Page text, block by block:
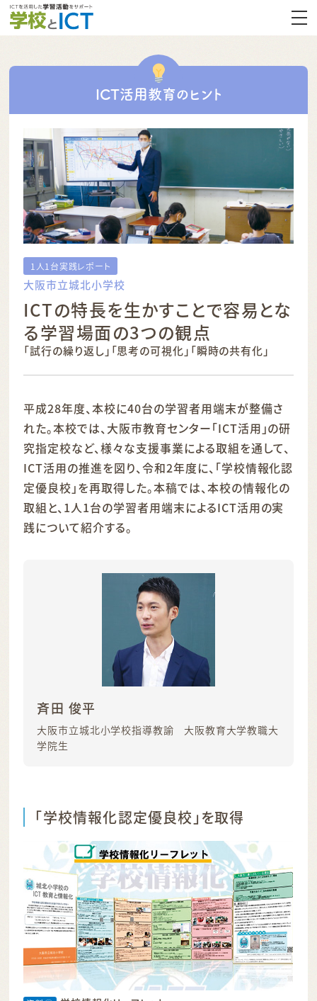
ICT活用教育のヒント
1人1台実践レポート
大阪市立城北小学校
ICTの特長を生かすことで容易とな
る学習場面の3つの観点
「試行の繰り返し」「思考の可視化」「瞬時の共有化」
平成28年度、本校に40台の学習者用端末が整備さ
れた。本校では、大阪市教育センター「ICT活用」の研
究指定校など、様々な支援事業による取組を通して、
ICT活用の推進を図り、令和2年度に、「学校情報化認
定優良校」を再取得した。本稿では、本校の情報化の
取組と、1人1台の学習者用端末によるICT活用の実
践について紹介する。
斉田 俊平
大阪市立城北小学校指導教諭 大阪教育大学教職大
学院生
「学校情報化認定優良校」を取得